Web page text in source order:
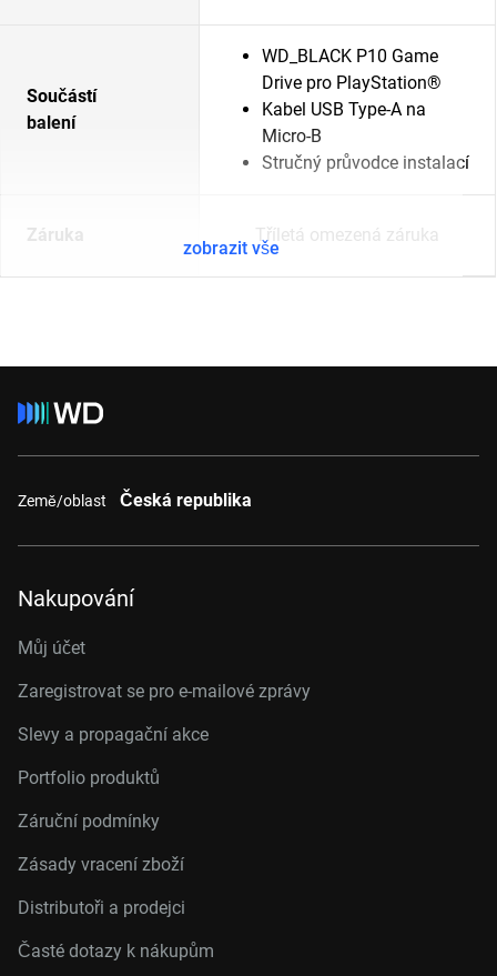
Součástí
balení
WD_BLACK P10 Game
Drive pro PlayStation®
Kabel USB Type-A na
Micro-B
Stručný průvodce instalací
Záruka Tříletá omezená záruka
zobrazit vše
Země/oblast Česká republika
Nakupování
Můj účet
Zaregistrovat se pro e-mailové zprávy
Slevy a propagační akce
Portfolio produktů
Záruční podmínky
Zásady vracení zboží
Distributoři a prodejci
Časté dotazy k nákupům